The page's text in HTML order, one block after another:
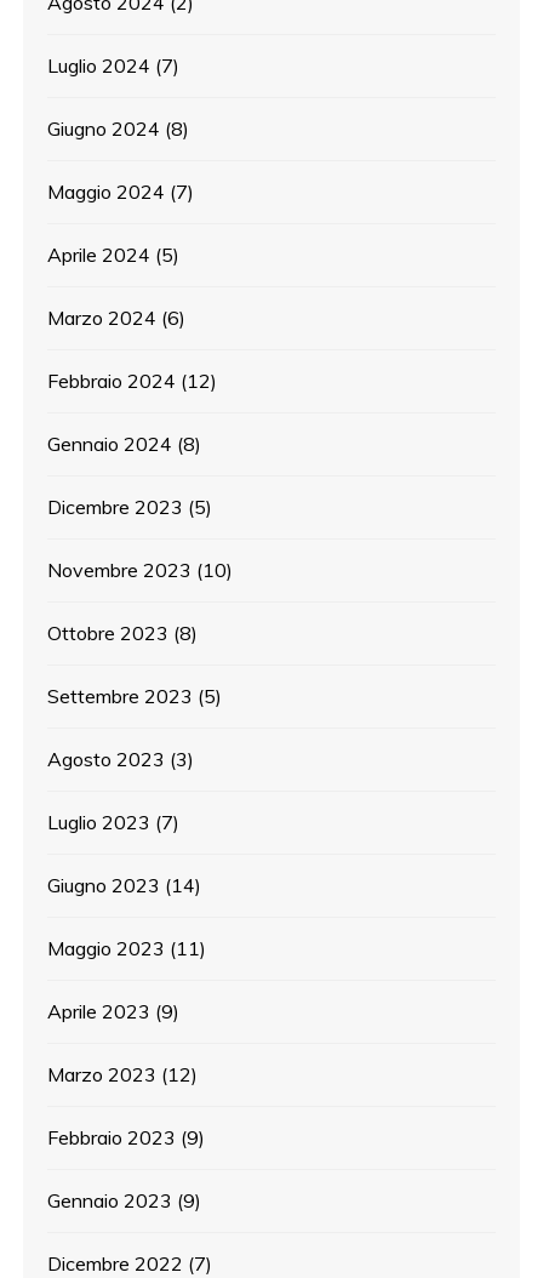
Luglio 2024 (7)
Giugno 2024 (8)
Maggio 2024 (7)
Aprile 2024 (5)
Marzo 2024 (6)
Febbraio 2024 (12)
Gennaio 2024 (8)
Dicembre 2023 (5)
Novembre 2023 (10)
Ottobre 2023 (8)
Settembre 2023 (5)
Agosto 2023 (3)
Luglio 2023 (7)
Giugno 2023 (14)
Maggio 2023 (11)
Aprile 2023 (9)
Marzo 2023 (12)
Febbraio 2023 (9)
Gennaio 2023 (9)
Dicembre 2022 (7)